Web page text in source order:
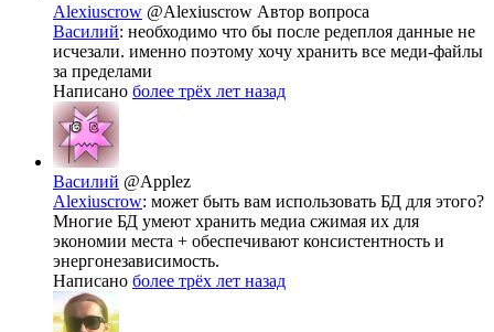
Alexiuscrow @Alexiuscrow Автор вопроса
Василий: необходимо что бы после редеплоя данные не
исчезали. именно поэтому хочу хранить все меди-файлы
за пределами
Написано более трёх лет назад
Василий @Applez
Alexiuscrow: может быть вам использовать БД для этого?
Многие БД умеют хранить медиа сжимая их для
экономии места + обеспечивают консистентность и
энергонезависимость.
Написано более трёх лет назад